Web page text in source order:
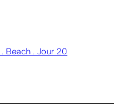
Beach . Jour 20